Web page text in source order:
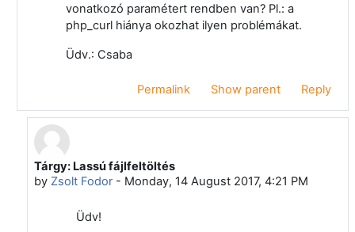
vonatkozó paramétert rendben van? Pl.: a
php_curl hiánya okozhat ilyen problémákat.
Üdv.: Csaba
Permalink Show parent Reply
In reply to Csaba Vágvölgyi
Tárgy: Lassú fájlfeltöltés
by Zsolt Fodor- Monday, 14 August 2017, 4:21 PM
Üdv!